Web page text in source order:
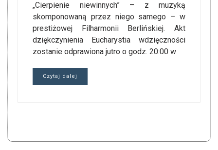
„Cierpienie niewinnych” – z muzyką
skomponowaną przez niego samego – w
prestiżowej Filharmonii Berlińskiej. Akt
dziękczynienia Eucharystia wdzięczności
zostanie odprawiona jutro o godz. 20:00 w
Czytaj dalej